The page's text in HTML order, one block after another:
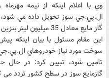
ال.پي.جي سوز تحويل داده مي
گاز مايع معادل 35 ميليون ليتر بنزين معمولي است.
اين مقام مسئول با بيان اينکه
سوخت مورد نياز خودروهاي
گازمايع سوز در سطح کشور تردد مي